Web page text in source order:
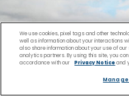
We use cookies, pixel tags and other
well as information about your interactions
also share information about your use of
analytics partners. By using this site, you
accordance with our
Privacy Noticeand
Manage